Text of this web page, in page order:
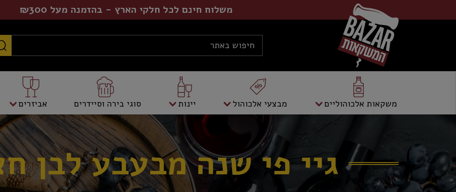
משלוח חינם לכל חלקי הארץ - בהזמנה מעל ₪300
משקאות אלכוהוליים מבצעי אלכוהול יינות סוגי בירה וסיידרים אביזרים
גיי פי שנה מבעבע לבן